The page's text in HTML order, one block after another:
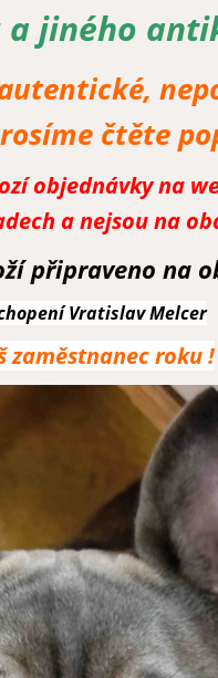
jiného
čtěte
objednávky na
a nejsou na
připraveno na
Vratislav Melcer
zaměstnanec roku !